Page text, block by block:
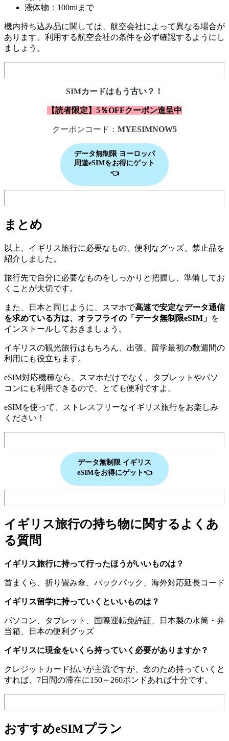
液体物：100mlまで
機内持ち込み品に関しては、航空会社によって異なる場合が
あります。利用する航空会社の条件を必ず確認するようにし
ましょう。
SIMカードはもう古い？！
【読者限定】5％OFFクーポン進呈中
クーポンコード： MYESIMNOW5
データ無制限 ヨーロッパ
周遊eSIMをお得にゲット
👈
まとめ
以上、イギリス旅行に必要なもの、便利なグッズ、禁止品を
紹介しました。
旅行先で自分に必要なものをしっかりと把握し、準備してお
くことが大切です。
また、日本と同じように、スマホで高速で安定なデータ通信
を求めている方は、オラフライの「データ無制限eSIM」 を
インストールしておきましょう。
イギリスの観光旅行はもちろん、出張、留学最初の数週間の
利用にも役立ちます。
eSIM対応機種なら、スマホだけでなく、タブレットやパソ
コンにも利用できるので、とても便利ですよ。
eSIMを使って、ストレスフリーなイギリス旅行をお楽しみ
ください！
データ無制限 イギリス
eSIMをお得にゲット👈
イギリス旅行の持ち物に関するよくあ
る質問
イギリス旅行に持って行ったほうがいいものは？
首まくら、折り畳み傘、バックパック、海外対応延長コード
イギリス留学に持っていくといいものは？
パソコン、タブレット、国際運転免許証、日本製の水筒・弁
当箱、日本の便利グッズ
イギリスに現金をいくら持っていく必要がありますか？
クレジットカード払いが主流ですが、念のため持っていくと
すれば、7日間の滞在に150～260ポンドあれば十分です。
おすすめeSIMプラン